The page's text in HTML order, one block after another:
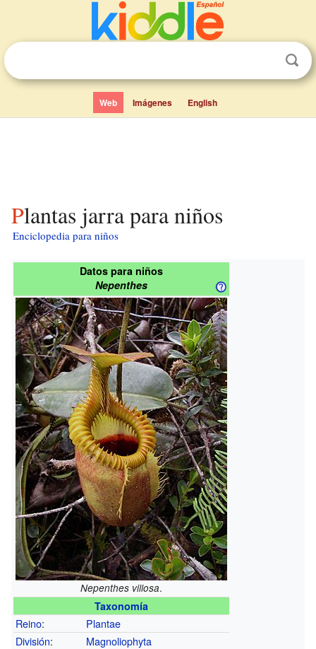
Web Imágenes English
Plantas jarra para niños
Enciclopedia para niños
Datos para niños
Nepenthes
Nepenthes villosa.
Taxonomía
Reino:
Plantae
División:
Magnoliophyta